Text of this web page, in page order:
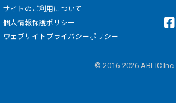
サイトのご利用について
個人情報保護ポリシー
ウェブサイトプライバシーポリシー
© 2016-2026 ABLIC Inc.